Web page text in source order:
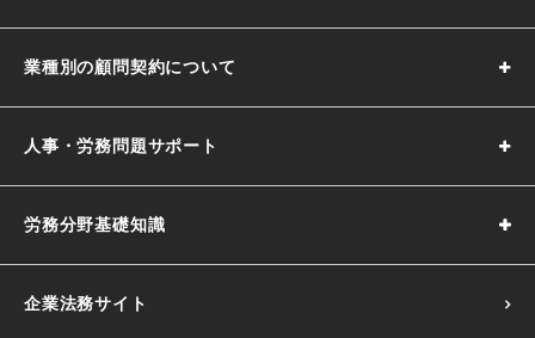
業種別の顧問契約について
人事・労務問題サポート
労務分野基礎知識
企業法務サイト